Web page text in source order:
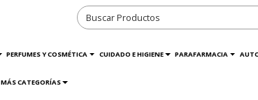
PERFUMES Y COSMÉTICA CUIDADO E HIGIENE PARAFARMACIA
MÁS CATEGORÍAS